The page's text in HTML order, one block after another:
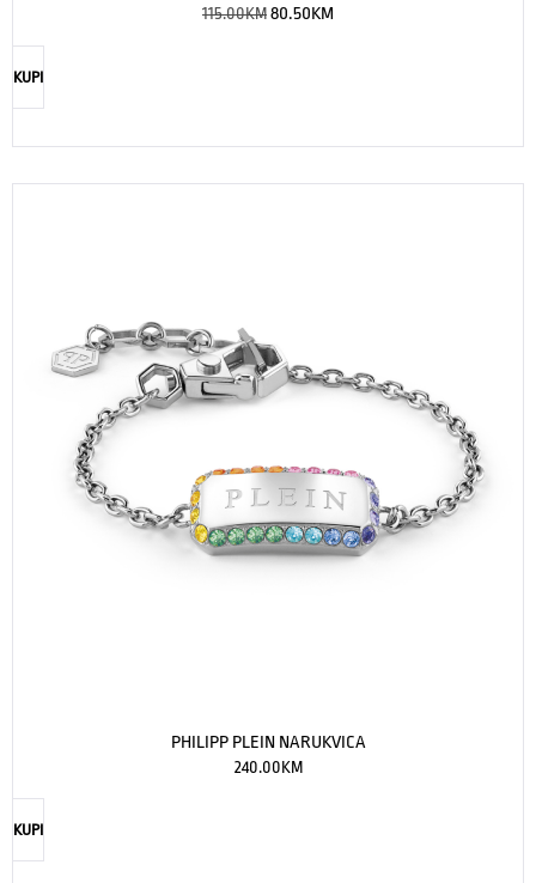
115.00KM80.50KM
KUPI
PHILIPP PLEIN NARUKVICA
240.00KM
KUPI